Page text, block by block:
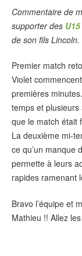
Commentaire de
supporter des
de son fils Lincoln.
Premier match
Violet
premières
temps et
que le match était
La deuxième mi-
ce qu’un manque
permette à leurs
rapides ramenant
Bravo l’équipe et
Mathieu !! Allez